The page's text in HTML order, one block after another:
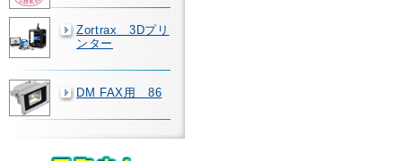
Zortrax 3Dプリ
ンター
DM FAX用 86